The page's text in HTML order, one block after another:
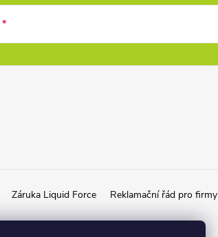
Záruka Liquid Force Reklamační řád pro firmy